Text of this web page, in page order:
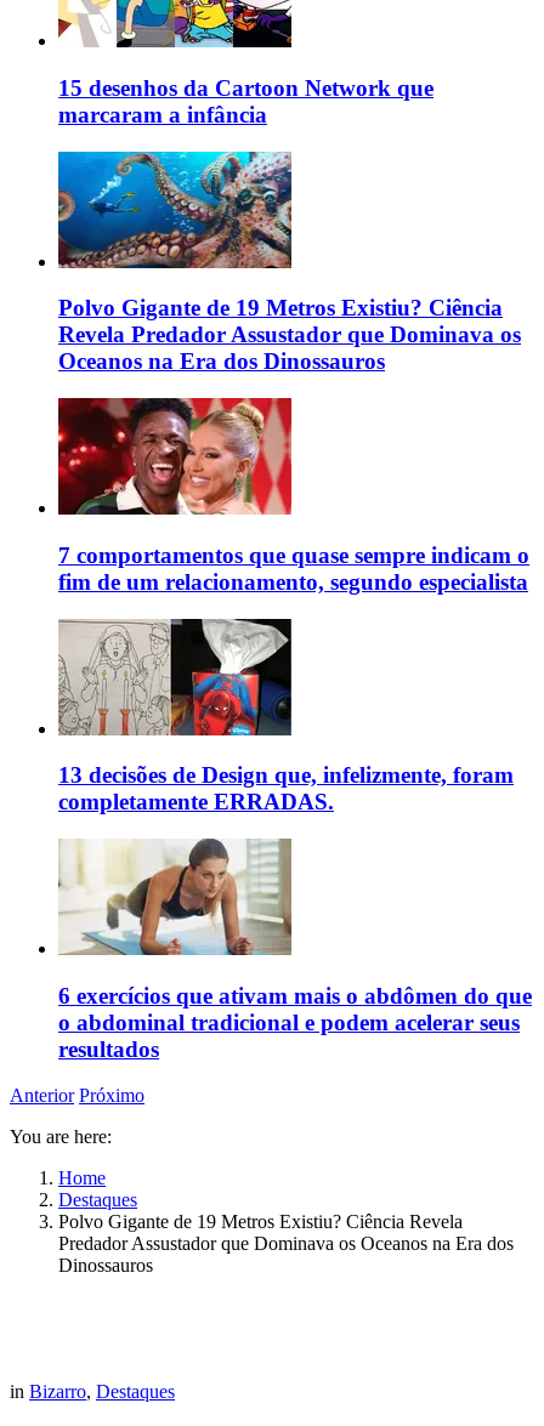
15 desenhos da Cartoon Network que
marcaram a infância
Polvo Gigante de 19 Metros Existiu? Ciência
Revela Predador Assustador que Dominava os
Oceanos na Era dos Dinossauros
7 comportamentos que quase sempre indicam o
fim de um relacionamento, segundo especialista
13 decisões de Design que, infelizmente, foram
completamente ERRADAS.
6 exercícios que ativam mais o abdômen do que
o abdominal tradicional e podem acelerar seus
resultados
Anterior Próximo
You are here:
Home
Destaques
Polvo Gigante de 19 Metros Existiu? Ciência Revela
Predador Assustador que Dominava os Oceanos na Era dos
Dinossauros
in Bizarro, Destaques